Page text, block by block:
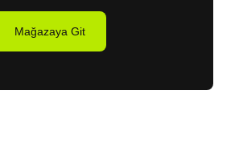
Mağazaya Git